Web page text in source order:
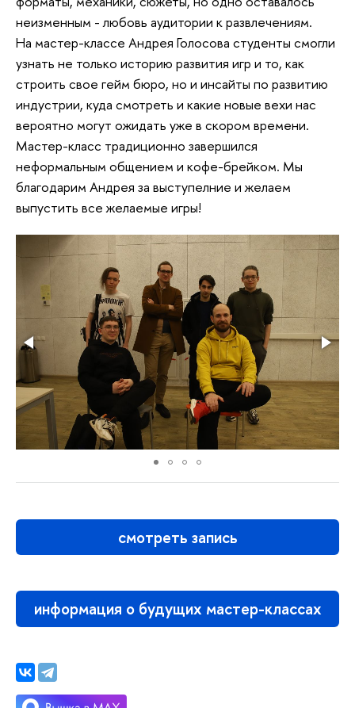
неизменным - любовь аудитории к развлечениям.
На мастер-классе Андрея Голосова студенты смогли
узнать не только историю развития игр и то, как
строить свое гейм бюро, но и инсайты по развитию
индустрии, куда смотреть и какие новые вехи нас
вероятно могут ожидать уже в скором времени.
Мастер-класс традиционно завершился
неформальным общением и кофе-брейком. Мы
благодарим Андрея за выступелние и желаем
выпустить все желаемые игры!
смотреть запись
информация о будущих мастер-классах